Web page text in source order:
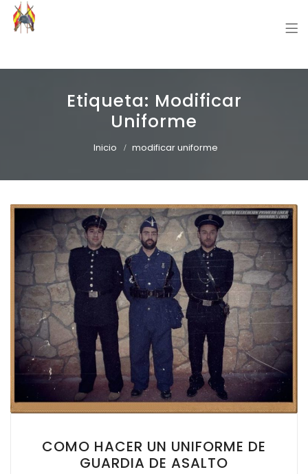
Etiqueta: Modificar
Uniforme
Inicio modificar uniforme
COMO HACER UN UNIFORME DE
GUARDIA DE ASALTO